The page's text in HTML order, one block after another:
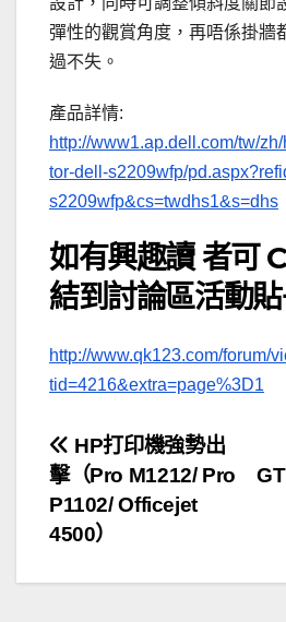
彈性的觀賞角度，再唔係掛牆
過不失。
產品詳情:
http://www1.ap.dell.com/tw/
tor-dell-s2209wfp/
s2209wfp&cs=twdhs1&s=dhs
如有興趣讀 者可
結到討論區活動
http://www.qk123.com/forum/
tid=4216&extra=page%3D1
文
章
導
覽
HP打印機強勢出
擊（Pro M1212/ Pro
P1102/ Officejet
4500）